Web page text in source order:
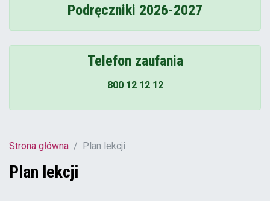
Podręczniki 2026-2027
Telefon zaufania
800 12 12 12
Strona główna Plan lekcji
Plan lekcji